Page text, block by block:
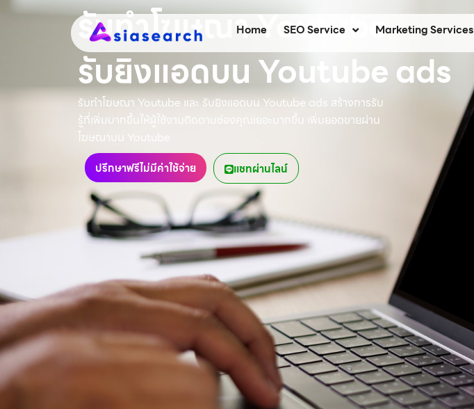
Home SEO Service Marketing Services
รับทำโฆษณา Youtube
รับยิงแอดบน Youtube ads
รับทำโฆษณา Youtube และ รับยิงแอดบน Youtube ads สร้างการรับ
รู้ที่เพิ่มมากขึ้นให้ผู้ใช้งานติดตามช่องคุณเยอะมากขึ้น เพิ่มยอดขายผ่าน
โฆษณาบน Youtube
ปรึกษาฟรีไม่มีค่าใช้จ่าย แชทผ่านไลน์